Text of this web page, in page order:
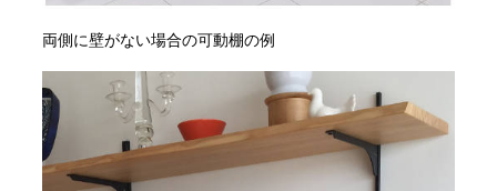
両側に壁がない場合の可動棚の例